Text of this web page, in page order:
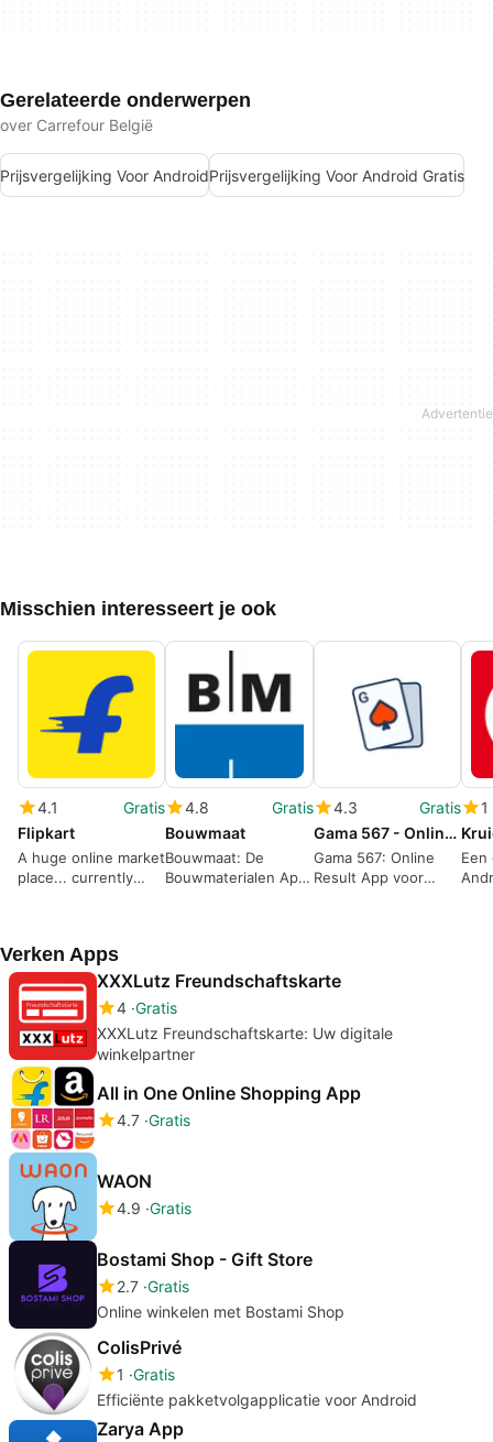
Gerelateerde onderwerpen
over Carrefour België
Prijsvergelijking Voor AndroidPrijsvergelijking Voor Android Gratis
Misschien interesseert je ook
4.1
Gratis
Flipkart
A huge online market
place... currently
4.8
Gratis
Bouwmaat
Bouwmaat: De
Bouwmaterialen App
4.3
Gratis
Gama 567 - Online Market App
Gama 567: Online
Result App voor
1
Een
Verken Apps
XXXLutz Freundschaftskarte
4 Gratis
XXXLutz Freundschaftskarte: Uw digitale
winkelpartner
All in One Online Shopping App
4.7 Gratis
WAON
4.9 Gratis
Bostami Shop - Gift Store
2.7 Gratis
Online winkelen met Bostami Shop
ColisPrivé
1 Gratis
Efficiënte pakketvolgapplicatie voor Android
Zarya App